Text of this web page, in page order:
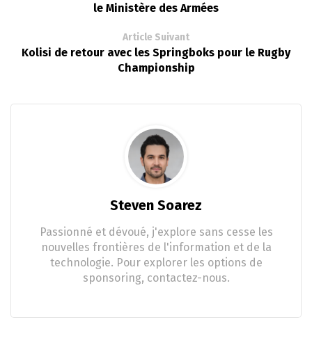
le Ministère des Armées
Article Suivant
Kolisi de retour avec les Springboks pour le Rugby
Championship
Steven Soarez
Passionné et dévoué, j'explore sans cesse les
nouvelles frontières de l'information et de la
technologie. Pour explorer les options de
sponsoring, contactez-nous.